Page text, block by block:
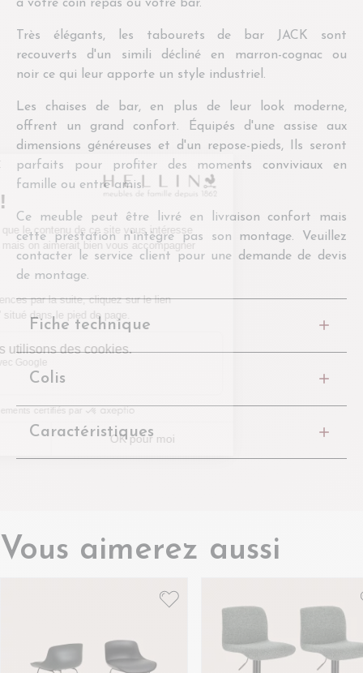
à votre coin repas ou votre bar.
Très élégants, les tabourets de bar JACK sont
recouverts d'un simili décliné en marron-cognac ou
noir ce qui leur apporte un style industriel.
Les chaises de bar, en plus de leur look moderne,
offrent un grand confort. Équipés d'une assise aux
dimensions généreuses et d'un repose-pieds, Ils seront
parfaits pour profiter des moments conviviaux en
famille ou entre amis.
Ce meuble peut être livré en livraison confort mais
cette prestation n'intègre pas son montage. Veuillez
contacter le service client pour une demande de devis
de montage.
Fiche technique
Colis
Caractéristiques
Vous aimerez aussi